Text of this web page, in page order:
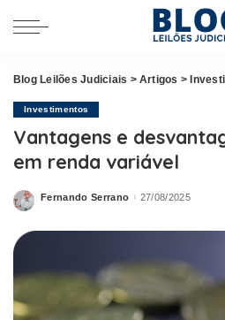
Blog Leilões Judiciais >Artigos >
Investimentos
Vantagens e
em renda variável
Posted
Fernando Serrano 27/08/2025